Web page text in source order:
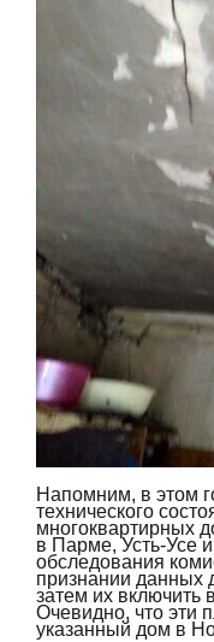
Напомним, в этом
технического
многоквартирных
в Парме, Усть-Усе
обследования
признании данных
затем их включить
Очевидно, что эти
указанный дом в